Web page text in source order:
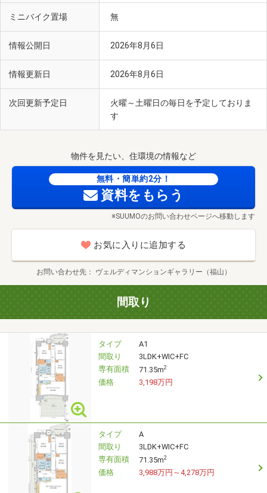
ミニバイク置場 無
情報公開日 2026年8月6日
情報更新日 2026年8月6日
次回更新予定日
火曜～土曜日の毎日を予定しておりま
す
物件を見たい、住環境の情報など
無料・簡単約2分！
資料をもらう
※SUUMOのお問い合わせページへ移動します
お気に入りに追加する
お問い合わせ先 ヴェルディマンションギャラリー（福山）
間取り
タイプ
A1
間取り
3LDK+WIC+FC
専有面積
71.35m2
価格 3,198万円
タイプ
A
間取り
3LDK+WIC+FC
専有面積
71.35m2
価格 3,988万円～4,278万円